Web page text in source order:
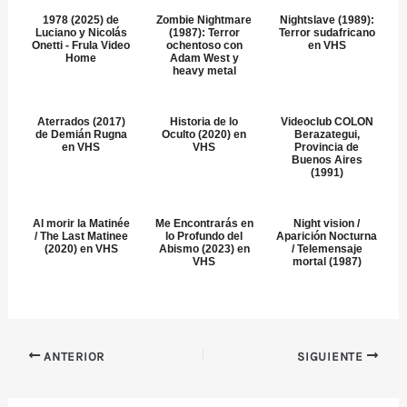
1978 (2025) de
Luciano y Nicolás
Onetti - Frula Video
Home
Zombie Nightmare
(1987): Terror
ochentoso con
Adam West y
heavy metal
Nightslave (1989):
Terror sudafricano
en VHS
Aterrados (2017)
de Demián Rugna
en VHS
Historia de lo
Oculto (2020) en
VHS
Videoclub COLON
Berazategui,
Provincia de
Buenos Aires
(1991)
Al morir la Matinée
/ The Last Matinee
(2020) en VHS
Me Encontrarás en
lo Profundo del
Abismo (2023) en
VHS
Night vision /
Aparición Nocturna
/ Telemensaje
mortal (1987)
ANTERIOR SIGUIENTE